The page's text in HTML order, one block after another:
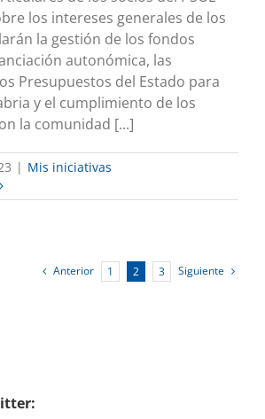
los intereses generales de los
la gestión de los fondos
autonómica, las
Presupuestos del Estado para
y el cumplimiento de los
la comunidad [...]
| Mis iniciativas
Anterior 1 2 3 Siguiente